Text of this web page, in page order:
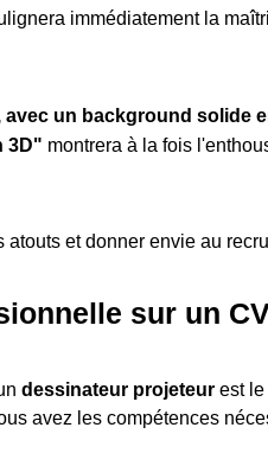
immédiatement la
un background solide
3D" montrera à la fois
et donner envie au
sur un
dessinateur projeteur est
avez les compétences